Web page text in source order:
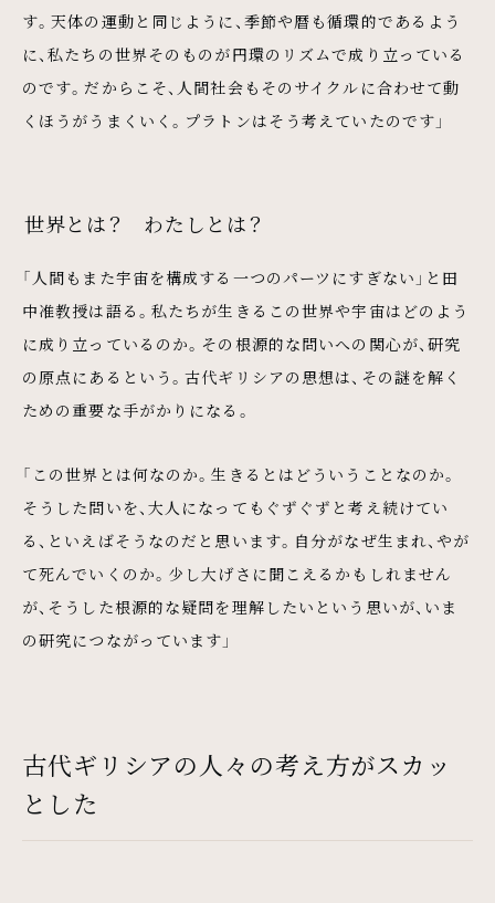
す。天体の運動と同じように、季節や暦も循環的であるよう
に、私たちの世界そのものが円環のリズムで成り立っている
のです。だからこそ、人間社会もそのサイクルに合わせて動
くほうがうまくいく。プラトンはそう考えていたのです」
世界とは？ わたしとは？
「人間もまた宇宙を構成する一つのパーツにすぎない」と田
中准教授は語る。私たちが生きるこの世界や宇宙はどのよう
に成り立っているのか。その根源的な問いへの関心が、研究
の原点にあるという。古代ギリシアの思想は、その謎を解く
ための重要な手がかりになる。
「この世界とは何なのか。生きるとはどういうことなのか。
そうした問いを、大人になってもぐずぐずと考え続けてい
る、といえばそうなのだと思います。自分がなぜ生まれ、やが
て死んでいくのか。少し大げさに聞こえるかもしれません
が、そうした根源的な疑問を理解したいという思いが、いま
の研究につながっています」
古代ギリシアの人々の考え方がスカッ
とした